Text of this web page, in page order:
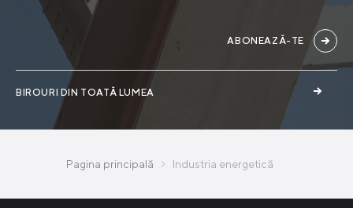
BIROURI DIN TOATĂ LUMEA
ABONEAZĂ-TE
Pagina principală Industria energetică